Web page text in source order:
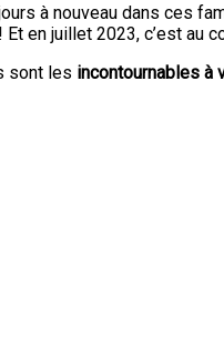
à nouveau dans ces
en juillet 2023, c’est
sont les incontournables à